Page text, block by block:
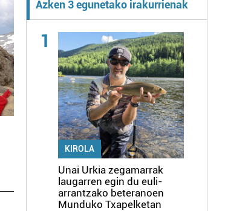
Azken 3 egunetako irakurrienak
1
KIROLA
Unai Urkia zegamarrak
laugarren egin du euli-
arrantzako beteranoen
Munduko Txapelketan